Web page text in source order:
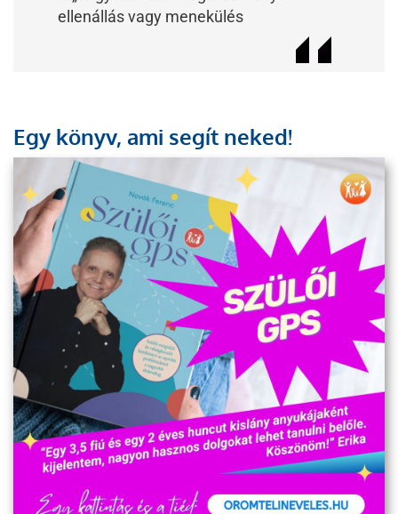
ellenállás vagy menekülés
Egy könyv, ami segít neked!